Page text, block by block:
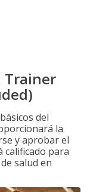
Trainer
del
la
y aprobar el
calificado para
salud en